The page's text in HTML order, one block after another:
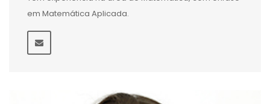
em Matemática Aplicada.